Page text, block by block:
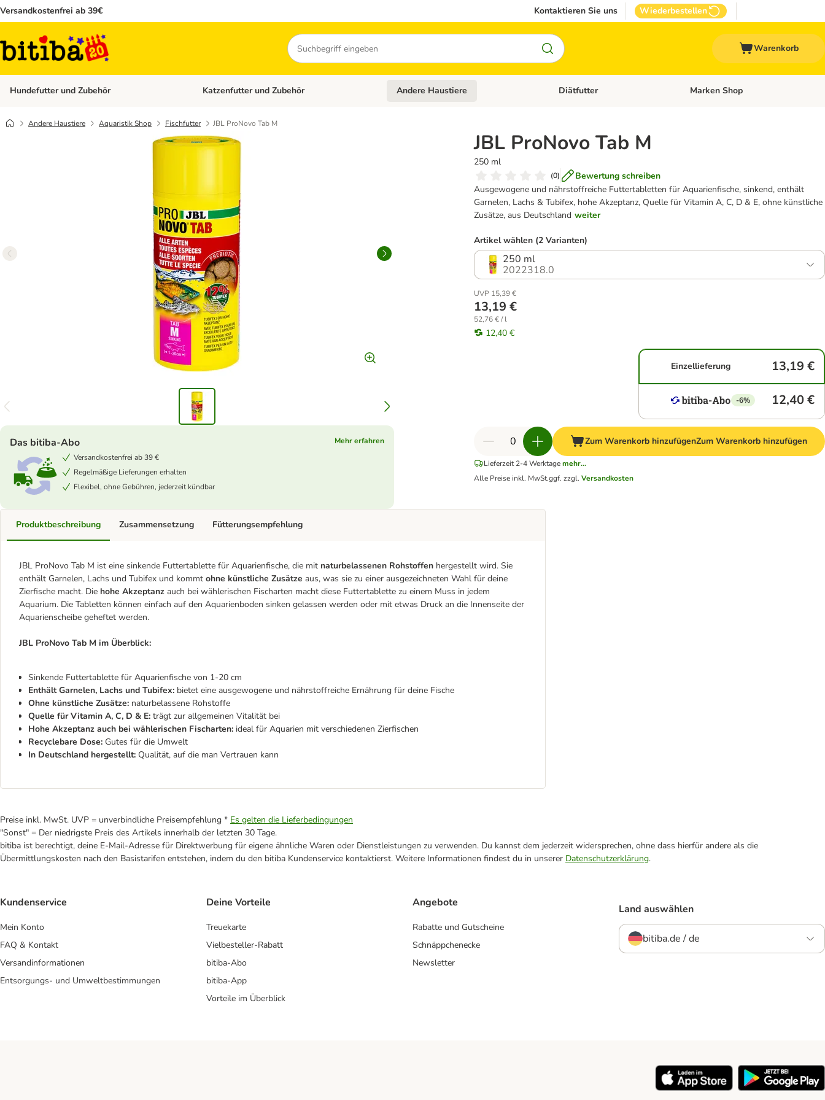
Versandkostenfrei ab 39€ Kontaktieren Sie uns Wiederbestellen
Suchen
Warenkorb
Hundefutter und Zubehör Kategorie-Menü öffnen: Hundefutter und Zubehör
Katzenfutter und Zubehör Kategorie-Menü öffnen: Katzenfutter und Zubehör
Andere Haustiere Kategorie-Menü öffnen: Andere Haustiere
Diätfutter Kategorie-Menü öffnen: Diätfutter
Marken Shop
Andere Haustiere Aquaristik Shop Fischfutter JBL ProNovo Tab M
JBL ProNovo Tab M
250 ml
(0)
Bewertung schreiben
Ausgewogene und nährstoffreiche Futtertabletten für Aquarienfische, sinkend, enthält
Garnelen, Lachs & Tubifex, hohe Akzeptanz, Quelle für Vitamin A, C, D & E, ohne künstliche
Zusätze, aus Deutschland weiter
Das bitiba-Abo
Mehr erfahren
Versandkostenfrei ab 39 €
Regelmäßige Lieferungen erhalten
Flexibel, ohne Gebühren, jederzeit kündbar
Artikel wählen (2 Varianten)
250 ml
2022318.0
UVP 15,39 €
13,19 €
52,76 € / l
12,40 €
Einzellieferung 13,19 €
-6% 12,40 €
Zum Warenkorb hinzufügenZum Warenkorb hinzufügen
Lieferzeit 2-4 Werktage mehr...
Alle Preise inkl. MwSt.ggf. zzgl.Versandkosten
Produktbeschreibung
JBL ProNovo Tab M ist eine sinkende Futtertablette für Aquarienfische, die mit naturbelassenen Rohstoffen hergestellt wird. Sie
enthält Garnelen, Lachs und Tubifex und kommt ohne künstliche Zusätze aus, was sie zu einer ausgezeichneten Wahl für deine
Zierfische macht. Die hohe Akzeptanz auch bei wählerischen Fischarten macht diese Futtertablette zu einem Muss in jedem
Aquarium. Die Tabletten können einfach auf den Aquarienboden sinken gelassen werden oder mit etwas Druck an die Innenseite der
Aquarienscheibe geheftet werden.
JBL ProNovo Tab M im Überblick:
Sinkende Futtertablette für Aquarienfische von 1-20 cm
Enthält Garnelen, Lachs und Tubifex: bietet eine ausgewogene und nährstoffreiche Ernährung für deine Fische
Ohne künstliche Zusätze: naturbelassene Rohstoffe
Quelle für Vitamin A, C, D & E: trägt zur allgemeinen Vitalität bei
Hohe Akzeptanz auch bei wählerischen Fischarten: ideal für Aquarien mit verschiedenen Zierfischen
Recyclebare Dose: Gutes für die Umwelt
In Deutschland hergestellt: Qualität, auf die man Vertrauen kann
Zusammensetzung Fütterungsempfehlung
Preise inkl. MwSt. UVP = unverbindliche Preisempfehlung * Es gelten die Lieferbedingungen
"Sonst" = Der niedrigste Preis des Artikels innerhalb der letzten 30 Tage.
bitiba ist berechtigt, deine E-Mail-Adresse für Direktwerbung für eigene ähnliche Waren oder Dienstleistungen zu verwenden. Du kannst dem jederzeit widersprechen, ohne dass hierfür andere als die
Übermittlungskosten nach den Basistarifen entstehen, indem du den bitiba Kundenservice kontaktierst. Weitere Informationen findest du in unserer Datenschutzerklärung.
Kundenservice
Mein Konto
FAQ & Kontakt
Versandinformationen
Entsorgungs- und Umweltbestimmungen
Deine Vorteile
Treuekarte
Vielbesteller-Rabatt
bitiba-Abo
bitiba-App
Vorteile im Überblick
Angebote
Rabatte und Gutscheine
Schnäppchenecke
Newsletter
Land auswählen
bitiba.de / de